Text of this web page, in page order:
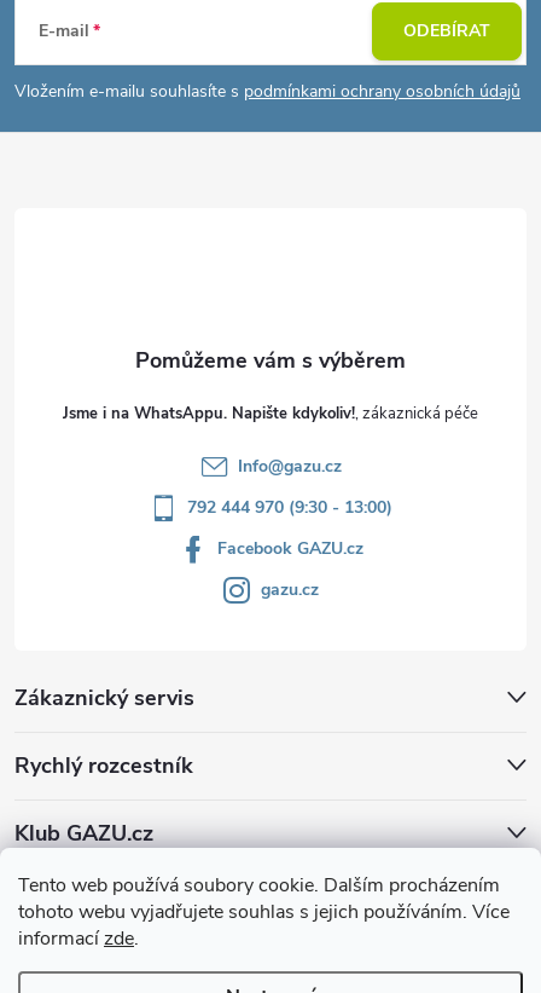
Tento web používá soubory cookie. Dalším procházením
tohoto webu vyjadřujete souhlas s jejich používáním. Více
informacízde.
p
a
E-mail
Vložením e-mailu souhlasíte s podmínkami ochrany osobních údajů
ODEBÍRAT
Jsme i na WhatsAppu. Napište kdykoliv!
Info@gazu.cz
792 444 970 (9:30 - 13:00)
Facebook GAZU.cz
gazu.cz
Zákaznický servis
Rychlý rozcestník
Klub GAZU.cz